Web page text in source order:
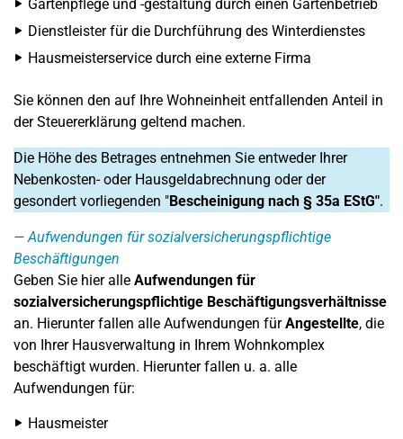
Gartenpflege und -gestaltung durch einen Gartenbetrieb
Dienstleister für die Durchführung des Winterdienstes
Hausmeisterservice durch eine externe Firma
Sie können den auf Ihre Wohneinheit entfallenden Anteil in
der Steuererklärung geltend machen.
Die Höhe des Betrages entnehmen Sie entweder Ihrer
Nebenkosten- oder Hausgeldabrechnung oder der
gesondert vorliegenden "Bescheinigung nach § 35a EStG".
Aufwendungen für sozialversicherungspflichtige
Beschäftigungen
Geben Sie hier alle Aufwendungen für
sozialversicherungspflichtige Beschäftigungsverhältnisse
an. Hierunter fallen alle Aufwendungen fürAngestellte, die
von Ihrer Hausverwaltung in Ihrem Wohnkomplex
beschäftigt wurden. Hierunter fallen u. a. alle
Aufwendungen für:
Hausmeister